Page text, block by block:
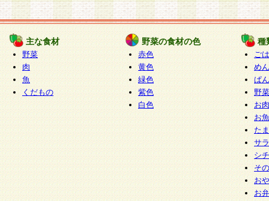
主な食材
野菜
肉
魚
くだもの
野菜の食材の色
赤色
黄色
緑色
紫色
白色
種
ご
めん
ぱん
野
お
お
た
サ
シ
そ
お
お